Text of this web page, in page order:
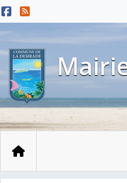
Menu principal
Contenu principal
Pied de page
Accueil